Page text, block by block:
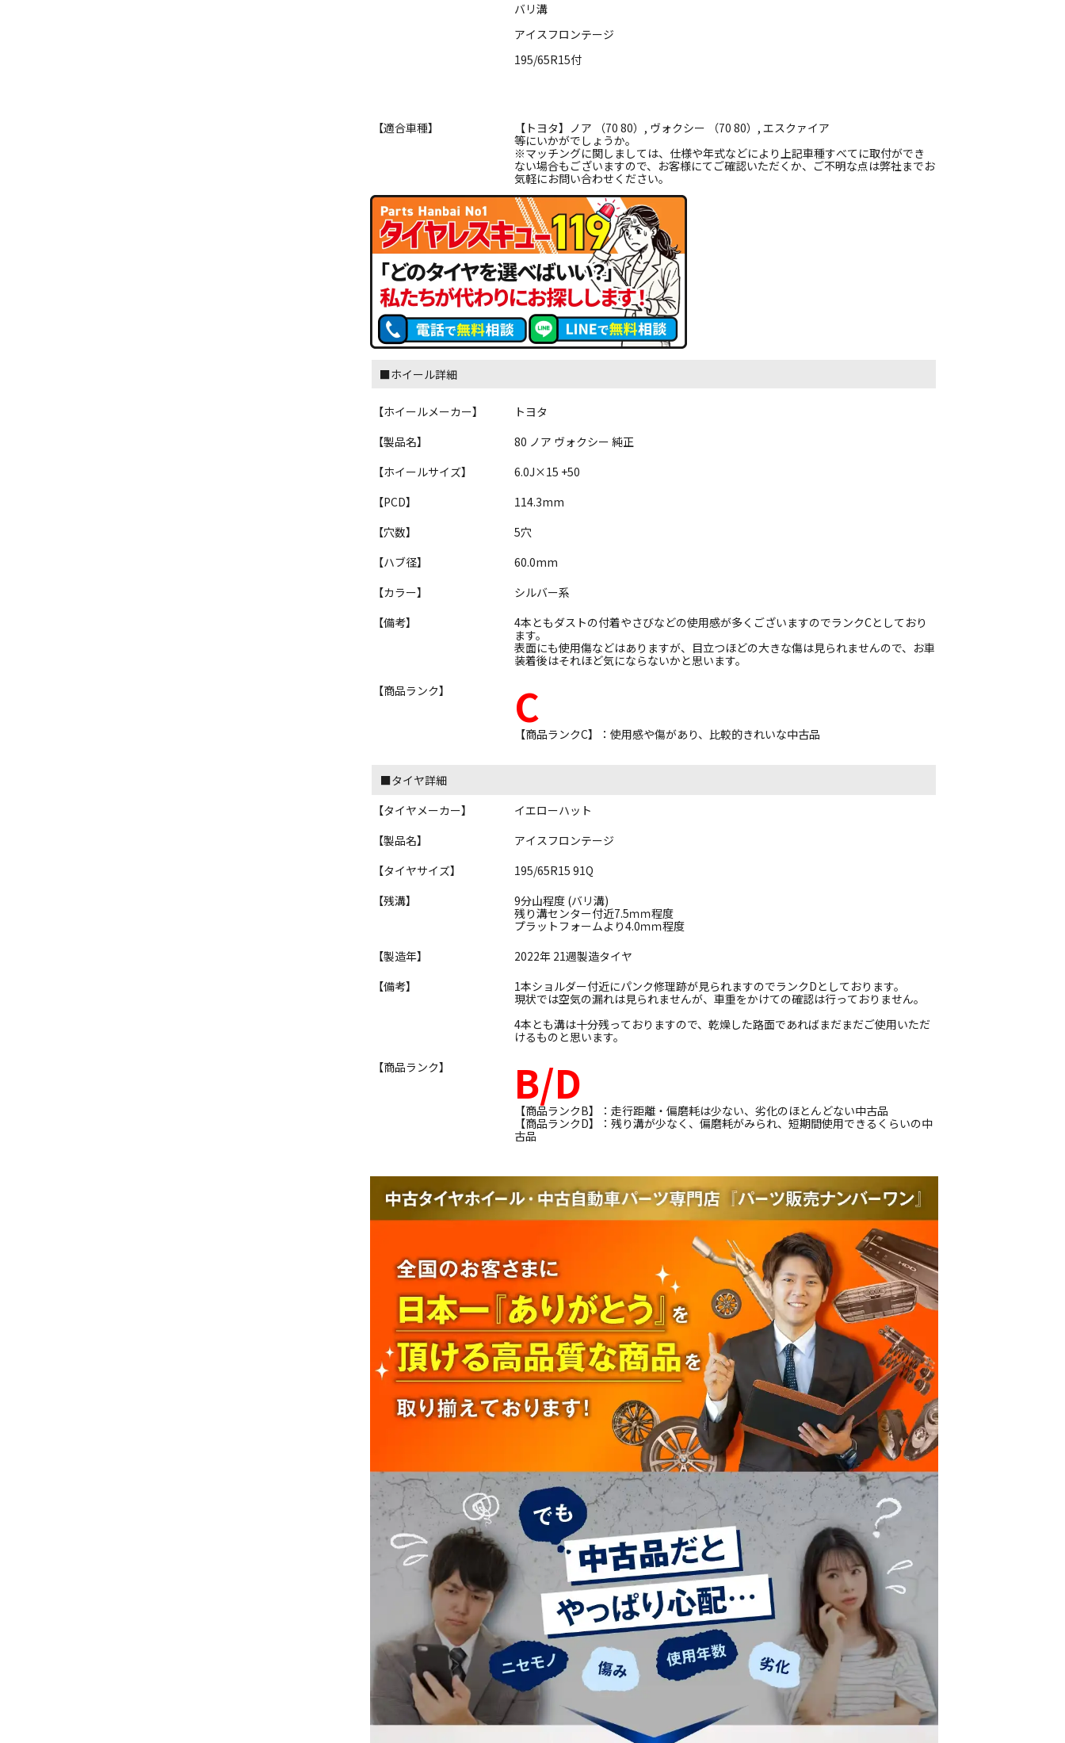
バリ溝
アイスフロンテージ
195/65R15付
【適合車種】
【トヨタ】ノア （70 80）, ヴォクシー （70 80）, エスクァイア
等にいかがでしょうか。
※マッチングに関しましては、仕様や年式などにより上記車種すべてに取付ができ
ない場合もございますので、お客様にてご確認いただくか、ご不明な点は弊社までお
気軽にお問い合わせください。
■ホイール詳細
【ホイールメーカー】
トヨタ
【製品名】
80 ノア ヴォクシー 純正
【ホイールサイズ】
6.0J×15 +50
【PCD】
114.3mm
【穴数】
5穴
【ハブ径】
60.0mm
【カラー】
シルバー系
【備考】
4本ともダストの付着やさびなどの使用感が多くございますのでランクCとしており
ます。
表面にも使用傷などはありますが、目立つほどの大きな傷は見られませんので、お車
装着後はそれほど気にならないかと思います。
【商品ランク】
C
【商品ランクC】：使用感や傷があり、比較的きれいな中古品
■タイヤ詳細
【タイヤメーカー】
イエローハット
【製品名】
アイスフロンテージ
【タイヤサイズ】
195/65R15 91Q
【残溝】
9分山程度 (バリ溝)
残り溝センター付近7.5ｍｍ程度
プラットフォームより4.0ｍｍ程度
【製造年】
2022年 21週製造タイヤ
【備考】
1本ショルダー付近にパンク修理跡が見られますのでランクDとしております。
現状では空気の漏れは見られませんが、車重をかけての確認は行っておりません。
4本とも溝は十分残っておりますので、乾燥した路面であればまだまだご使用いただ
けるものと思います。
【商品ランク】
B/D
【商品ランクB】：走行距離・偏磨耗は少ない、劣化のほとんどない中古品
【商品ランクD】：残り溝が少なく、偏磨耗がみられ、短期間使用できるくらいの中
古品